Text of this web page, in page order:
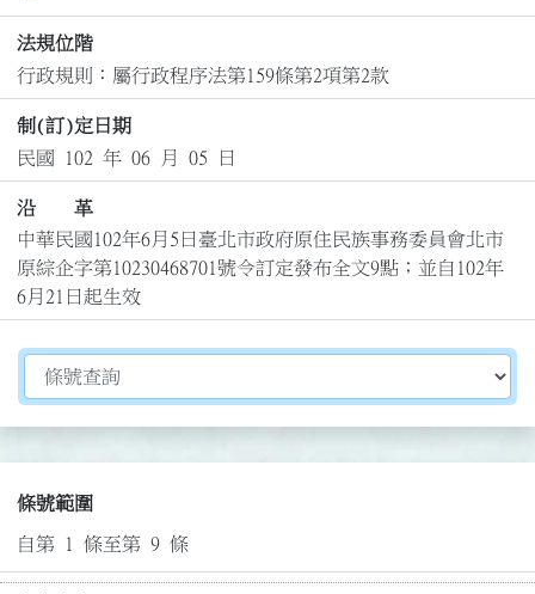
法規位階
行政規則：屬行政程序法第159條第2項第2款
制(訂)定日期
民國 102 年 06 月 05 日
沿 革
中華民國102年6月5日臺北市政府原住民族事務委員會北市
原綜企字第10230468701號令訂定發布全文9點；並自102年
6月21日起生效
切換選擇法規資訊內容
條號範圍
自第 1 條至第 9 條